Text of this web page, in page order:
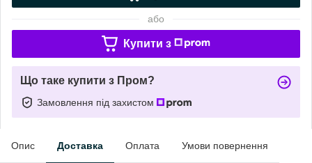
або
Купити з
Що таке купити з Пром?
Замовлення під захистом
Опис Доставка Оплата Умови повернення